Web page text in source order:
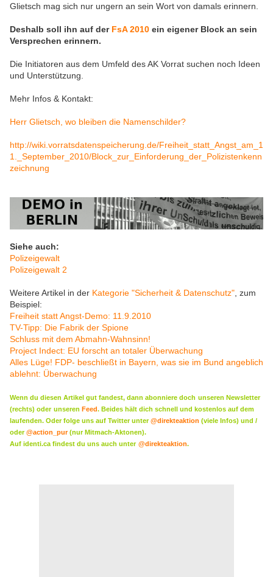
Glietsch mag sich nur ungern an sein Wort von damals erinnern.
Deshalb soll ihn auf der FsA 2010 ein eigener Block an sein
Versprechen erinnern.
Die Initiatoren aus dem Umfeld des AK Vorrat suchen noch Ideen
und Unterstützung.
Mehr Infos & Kontakt:
Herr Glietsch, wo bleiben die Namenschilder?
http://wiki.vorratsdatenspeicherung.de/Freiheit_statt_Angst_am_1
1._September_2010/Block_zur_Einforderung_der_Polizistenkenn
zeichnung
Siehe auch:
Polizeigewalt
Polizeigewalt 2
Weitere Artikel in der Kategorie "Sicherheit & Datenschutz" , zum
Beispiel:
Freiheit statt Angst-Demo: 11.9.2010
TV-Tipp: Die Fabrik der Spione
Schluss mit dem Abmahn-Wahnsinn!
Project Indect: EU forscht an totaler Überwachung
Alles Lüge! FDP- beschließt in Bayern, was sie im Bund angeblich
ablehnt: Überwachung
Wenn du diesen Artikel gut fandest, dann abonniere doch unseren Newsletter
(rechts) oder unseren Feed. Beides hält dich schnell und kostenlos auf dem
laufenden. Oder folge uns auf Twitter unter@direkteaktion (viele Infos) und /
oder@action_pur(nur Mitmach-Aktonen).
Auf identi.ca findest du uns auch unter @direkteaktion.